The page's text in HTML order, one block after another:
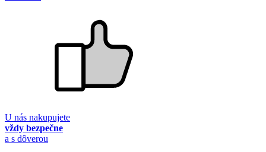
U nás nakupujete
vždy bezpečne
a s dôverou